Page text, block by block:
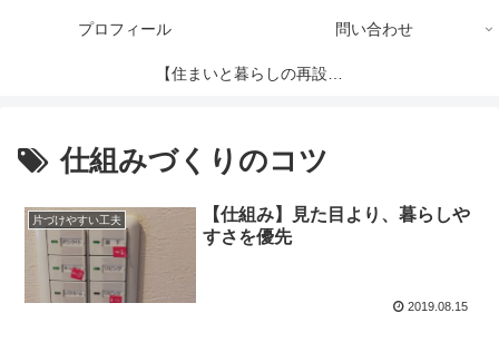
プロフィール 問い合わせ
【住まいと暮らしの再設計
仕組みづくりのコツ
片づけやすい工夫
【仕組み】見た目より、暮らしや
すさを優先
2019.08.15